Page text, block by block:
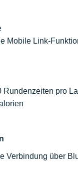
Mobile Link-
Rundenzeiten pro
Verbindung über